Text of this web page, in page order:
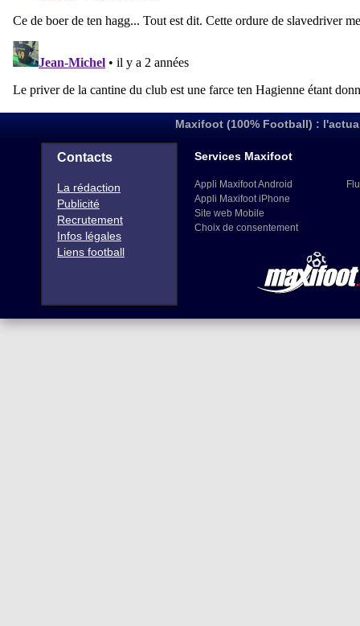
Maxifoot (100% Football) :
Contacts
La rédaction
Publicité
Recrutement
Infos légales
Liens football
Services Maxifoot
Appli Maxifoot Android
Appli Maxifoot iPhone
Site web Mobile
Choix de consentement